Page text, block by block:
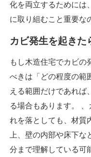
化を両立するためには
に取り組むこと重要な
カビ発生を起きた
もし木造住宅でカビの
べきは「どの程度の範
える範囲だけであれば
る場合もあります。
れを落としても、材質
上、壁の内部や床下な
分まで理解している可